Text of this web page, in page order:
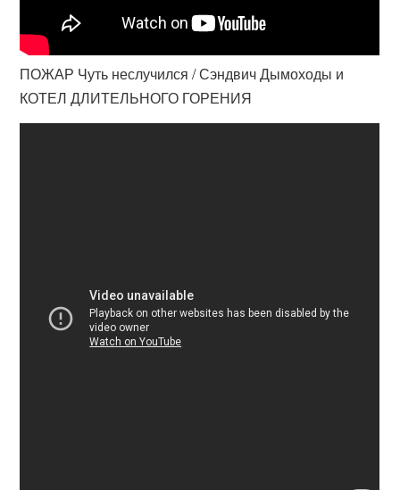
ПОЖАР Чуть неслучился / Сэндвич Дымоходы и
КОТЕЛ ДЛИТЕЛЬНОГО ГОРЕНИЯ